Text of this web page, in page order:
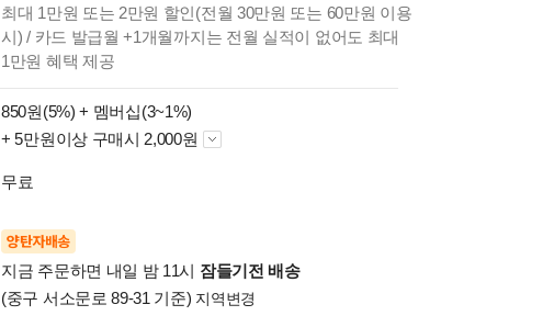
최대 1만원 또는 2만원 할인(전월 30만원 또는 60만원 이용
시) / 카드 발급월 +1개월까지는 전월 실적이 없어도 최대
1만원 혜택 제공
850원(5%) + 멤버십(3~1%)
+ 5만원이상 구매시 2,000원
무료
양탄자배송
지금 주문하면 내일 밤 11시 잠들기전 배송
(중구 서소문로 89-31 기준) 지역변경